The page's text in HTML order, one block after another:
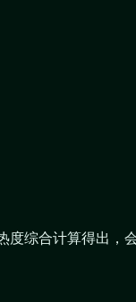
度综合计算得出